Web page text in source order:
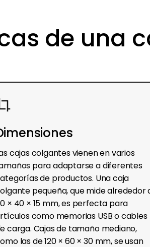
de una
cajas colgantes vienen en varios
para adaptarse a diferentes
de productos. Una caja
pequeña, que mide alrededor
× 40 × 15 mm, es perfecta para
como memorias USB o cables
carga. Cajas de tamaño mediano,
las de 120 × 60 × 30 mm, se usan